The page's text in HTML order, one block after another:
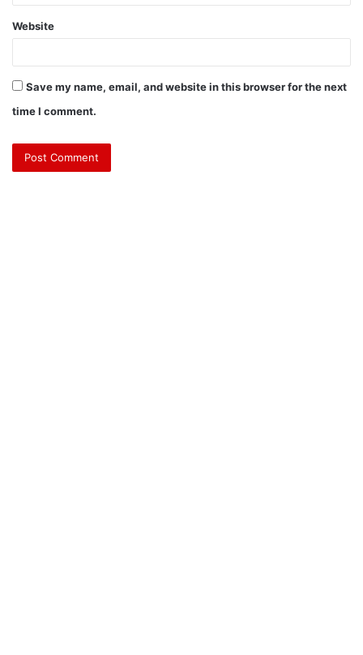
Website
Save my name, email, and website in this browser for the next
time I comment.